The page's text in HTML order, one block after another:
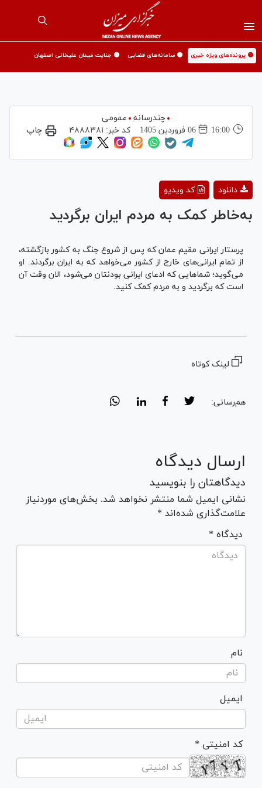
🟡 پرونده‌های ویژه خبری 🟡 سامانه‌های قضایی 🟡 جنایت میدان علیخانی اصفهان
چندرسانه
عمومی
16:00
06 فروردين 1405 کد خبر: ۴۸۸۸۳۸۱ چاپ
Video
کد ویدیو دانلود
به‌خاطر کمک به مردم ایران برگردید
پرستار ایرانی مقیم عمان که پس از شروع جنگ به کشور بازگشته،
از تمام ایرانی‌های خارج از کشور می‌خواهد که به ایران برگردند. او
می‌گوید؛ شماهایی که ادعای ایرانی بودنتان می‌شود، الان وقت آن
است که برگردید و به مردم کمک کنید.
لینک کوتاه
هم‌رسانی:
ارسال دیدگاه
دیدگاهتان را بنویسید
نشانی ایمیل شما منتشر نخواهد شد. بخش‌های موردنیاز
علامت‌گذاری شده‌اند *
* دیدگاه
نام
ایمیل
* کد امنیتی